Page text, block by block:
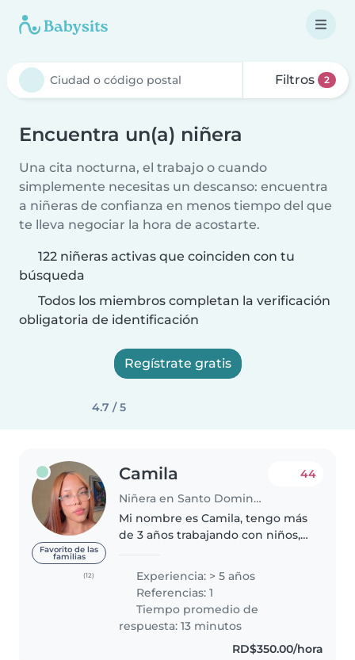
Filtros 2
Encuentra un(a) niñera
Una cita nocturna, el trabajo o cuando
simplemente necesitas un descanso: encuentra
a niñeras de confianza en menos tiempo del que
te lleva negociar la hora de acostarte.
122 niñeras activas que coinciden con tu
búsqueda
Todos los miembros completan la verificación
obligatoria de identificación
Regístrate gratis
4.7 / 5
Favorito de las
familias
(12)
Camila
Niñera en Santo Domingo (Distrito de Santo Domingo)
44
Mi nombre es Camila, tengo más
de 3 años trabajando con niños,
positivos, a pesar de ser joven,
me he destacado en mi trabajo y
en cada familia con la que..
Experiencia: > 5 años
Referencias: 1
Tiempo promedio de
respuesta: 13 minutos
RD$350.00/hora